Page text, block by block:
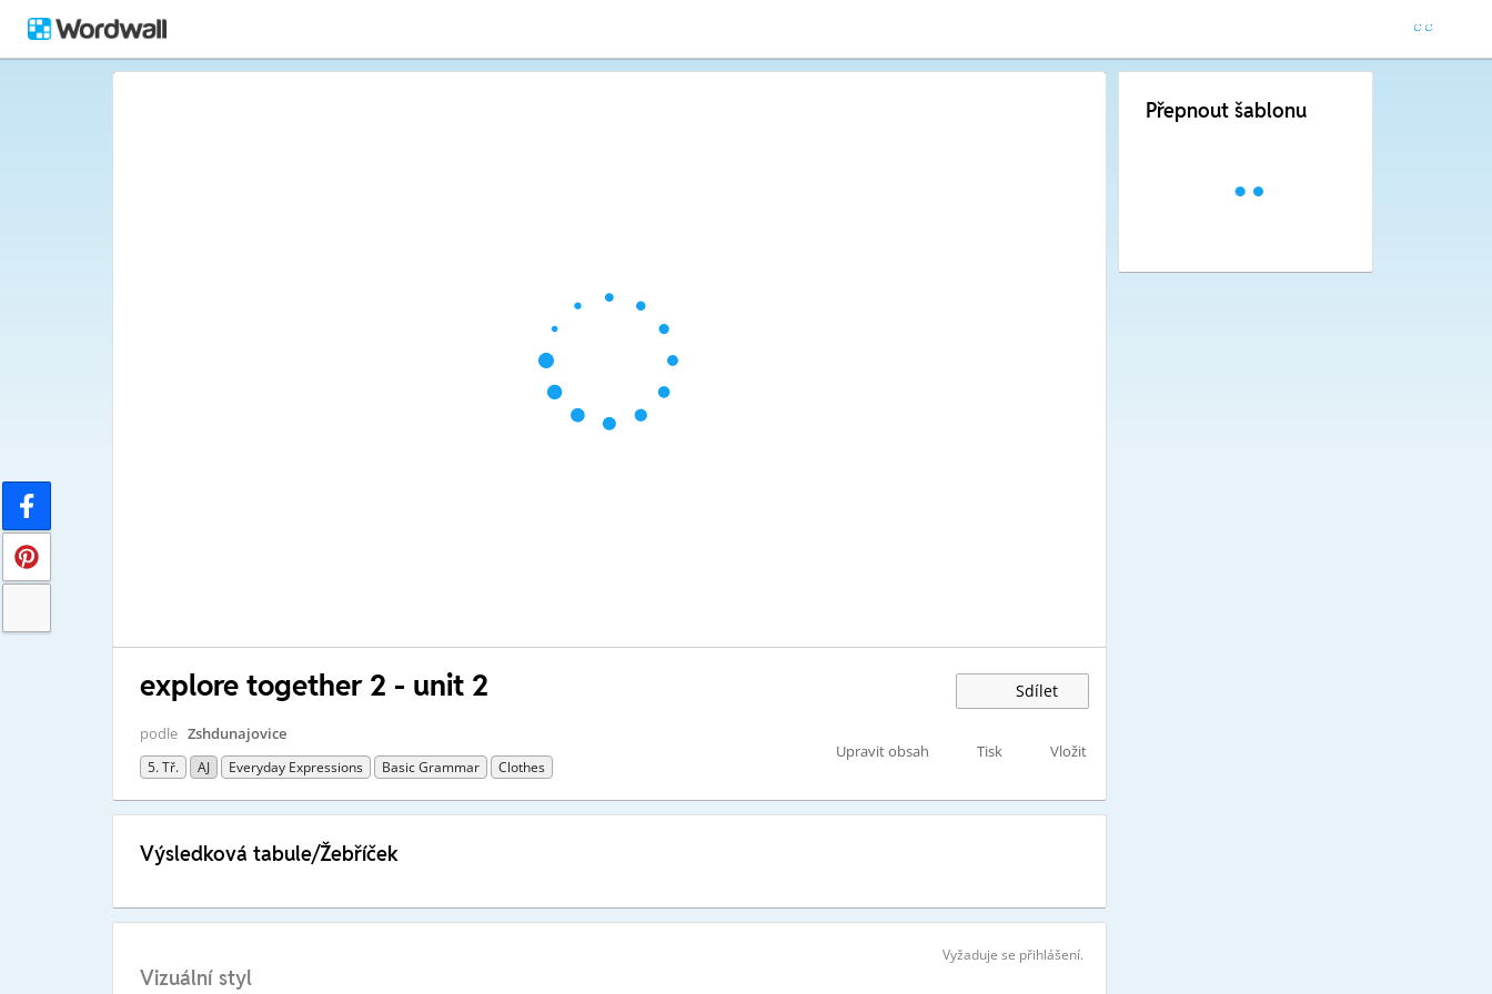
explore together 2 - unit 2 Sdílet
podle Zshdunajovice
5. Tř. AJ Everyday Expressions Basic Grammar Clothes
Upravit obsah Tisk Vložit
Výsledková tabule/Žebříček
Vyžaduje se přihlášení.
Vizuální styl
Přepnout šablonu